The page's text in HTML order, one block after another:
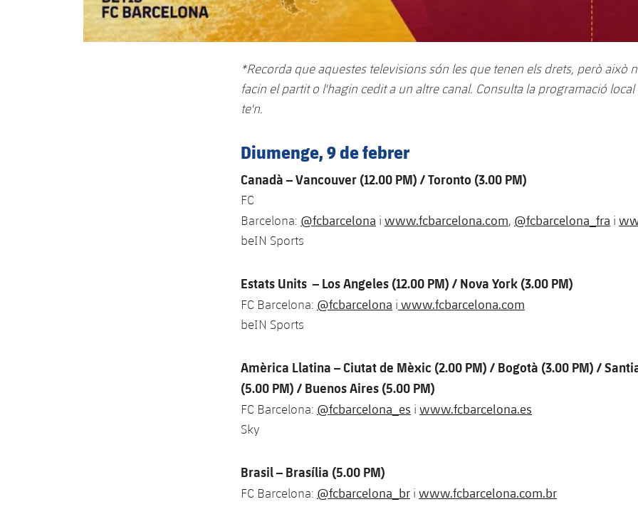
*Recorda que aquestes televisions són les que tenen els drets, però això
facin el partit o l'hagin cedit a un altre canal. Consulta la programació
te'n.
Diumenge, 9 de febrer
Canadà – Vancouver (12.00 PM) / Toronto (3.00 PM)
FC
Barcelona: @fcbarcelona i www.fcbarcelona.com, @fcbarcelona_fra i
beIN Sports
Estats Units – Los Angeles (12.00 PM) / Nova York (3.00 PM)
FC Barcelona: @fcbarcelona i www.fcbarcelona.com
beIN Sports
Amèrica Llatina – Ciutat de Mèxic (2.00 PM) / Bogotà (3.00 PM) /
(5.00 PM) / Buenos Aires (5.00 PM)
FC Barcelona: @fcbarcelona_es i www.fcbarcelona.es
Sky
Brasil – Brasília (5.00 PM)
FC Barcelona: @fcbarcelona_br i www.fcbarcelona.com.br